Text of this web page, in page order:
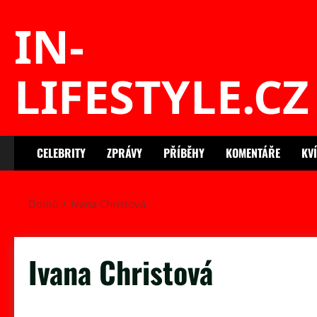
IN-
LIFESTYLE.CZ
CELEBRITY ZPRÁVY PŘÍBĚHY KOMENTÁŘE
Domů Ivana Christová
Ivana Christová